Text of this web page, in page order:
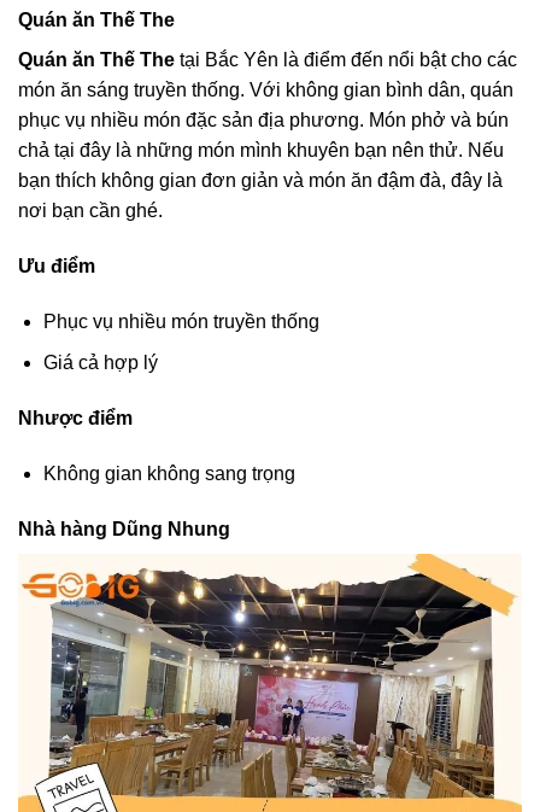
Quán ăn Thế The
Quán ăn Thế The tại Bắc Yên là điểm đến nổi bật cho các
món ăn sáng truyền thống. Với không gian bình dân, quán
phục vụ nhiều món đặc sản địa phương. Món phở và bún
chả tại đây là những món mình khuyên bạn nên thử. Nếu
bạn thích không gian đơn giản và món ăn đậm đà, đây là
nơi bạn cần ghé.
Ưu điểm
Phục vụ nhiều món truyền thống
Giá cả hợp lý
Nhược điểm
Không gian không sang trọng
Nhà hàng Dũng Nhung